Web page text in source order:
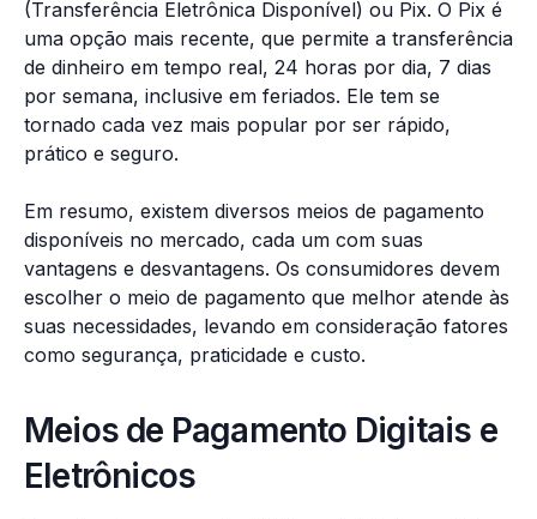
(Transferência Eletrônica Disponível) ou Pix. O Pix é
uma opção mais recente, que permite a transferência
de dinheiro em tempo real, 24 horas por dia, 7 dias
por semana, inclusive em feriados. Ele tem se
tornado cada vez mais popular por ser rápido,
prático e seguro.
Em resumo, existem diversos meios de pagamento
disponíveis no mercado, cada um com suas
vantagens e desvantagens. Os consumidores devem
escolher o meio de pagamento que melhor atende às
suas necessidades, levando em consideração fatores
como segurança, praticidade e custo.
Meios de Pagamento Digitais e
Eletrônicos